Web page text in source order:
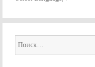
Найти: